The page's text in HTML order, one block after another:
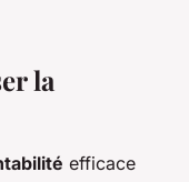
la
efficace